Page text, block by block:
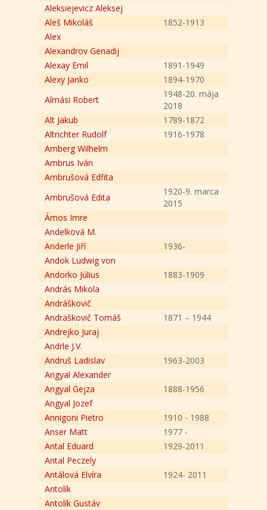
Aleksiejevicz Aleksej
Aleš Mikoláš
1852-1913
Alex
Alexandrov Genadij
Alexay Emil
1891-1949
Alexy Janko
1894-1970
Almási Robert
1948-20. mája
2018
Alt Jakub
1789-1872
Altrichter Rudolf
1916-1978
Amberg Wilhelm
Ambrus Iván
Ambrušová Edfita
Ambrušová Edita
1920-9. marca
2015
Ámos Imre
Andelková M.
Anderle Jiří
1936-
Andok Ludwig von
Andorko Július
1883-1909
András Mikola
Andráškovič
Andraškovič Tomáš
1871 – 1944
Andrejko Juraj
Andrle J.V.
Andruš Ladislav
1963-2003
Angyal Alexander
Angyal Gejza
1888-1956
Angyal Jozef
Annigoni Pietro
1910 - 1988
Anser Matt
1977 -
Antal Eduard
1929-2011
Antal Peczely
Antálová Elvíra
1924- 2011
Antolík
Antolík Gustáv